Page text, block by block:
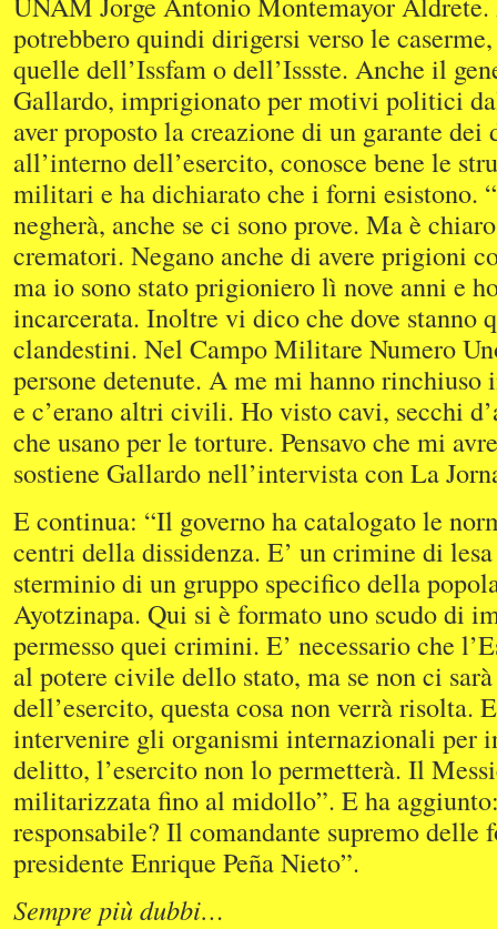
potrebbero quindi dirigersi verso le
quelle dell’Issfam o dell’Issste. Anche il
Gallardo, imprigionato per motivi politici
aver proposto la creazione di un garante
all’interno dell’esercito, conosce bene le
militari e ha dichiarato che i forni esistono.
negherà, anche se ci sono prove. Ma è
crematori. Negano anche di avere prigioni
ma io sono stato prigioniero lì nove anni e
incarcerata. Inoltre vi dico che dove stanno
clandestini. Nel Campo Militare Numero
persone detenute. A me mi hanno rinchiuso
e c’erano altri civili. Ho visto cavi, secchi
che usano per le torture. Pensavo che mi
sostiene Gallardo nell’intervista con La
E continua: “Il governo ha catalogato le
centri della dissidenza. E’ un crimine di
sterminio di un gruppo specifico della
Ayotzinapa. Qui si è formato uno scudo di
permesso quei crimini. E’ necessario che
al potere civile dello stato, ma se non ci
dell’esercito, questa cosa non verrà risolta.
intervenire gli organismi internazionali per
delitto, l’esercito non lo permetterà. Il
militarizzata fino al midollo”. E ha
responsabile? Il comandante supremo delle
presidente Enrique Peña Nieto”.
Sempre più dubbi…